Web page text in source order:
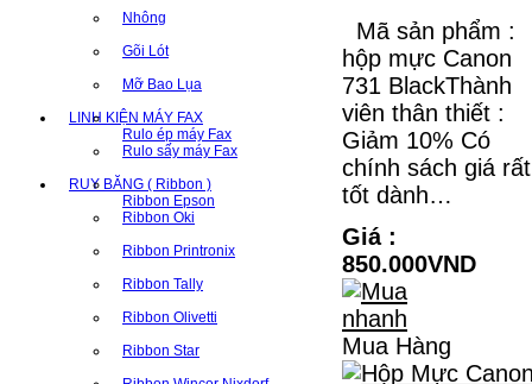
Nhông
Gõi Lót
Mỡ Bao Lụa
LINH KIỆN MÁY FAX
Rulo ép máy Fax
Rulo sấy máy Fax
RUY BĂNG ( Ribbon )
Ribbon Epson
Ribbon Oki
Ribbon Printronix
Ribbon Tally
Ribbon Olivetti
Ribbon Star
Mã sản phẩm :
hộp mực Canon
731 BlackThành
viên thân thiết :
Giảm 10% Có
chính sách giá rất
tốt dành…
Giá :
850.000VND
Mua Hàng